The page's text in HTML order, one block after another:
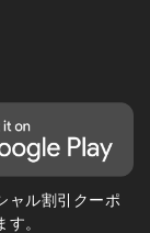
ャル割引クーポ
。